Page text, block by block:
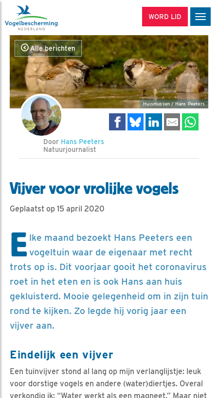
WORD LID
Alle berichten
Huismussen / Hans Peeters
Door Hans Peeters
Natuurjournalist
Vijver voor vrolijke vogels
Geplaatst op 15 april 2020
E lke maand bezoekt Hans Peeters een
vogeltuin waar de eigenaar met recht
trots op is. Dit voorjaar gooit het coronavirus
roet in het eten en is ook Hans aan huis
gekluisterd. Mooie gelegenheid om in zijn tuin
rond te kijken. Zo legde hij vorig jaar een
vijver aan.
Eindelijk een vijver
Een tuinvijver stond al lang op mijn verlanglijstje: leuk
voor dorstige vogels en andere (water)diertjes. Overal
verkondig ik: “Water werkt als een magneet.” Maar niet